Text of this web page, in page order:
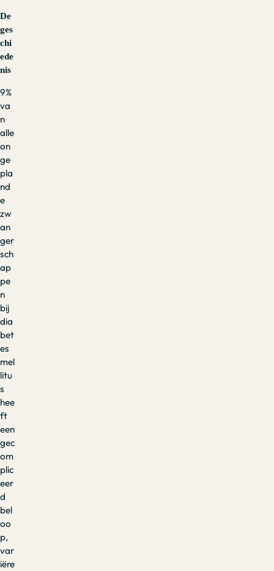
De
ges
chi
ede
nis
9%
va
n
alle
on
ge
pla
nd
e
zw
an
ger
sch
ap
pe
n
bij
dia
bet
es
mel
litu
s
hee
ft
een
gec
om
plic
eer
d
bel
oo
p,
var
iëre